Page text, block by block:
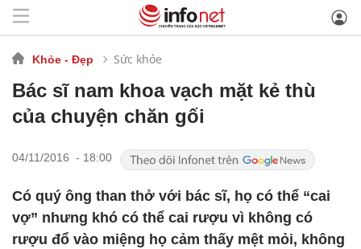
Khỏe - Đẹp Sức khỏe
Bác sĩ nam khoa vạch mặt kẻ thù
của chuyện chăn gối
04/11/2016 - 18:00
Có quý ông than thở với bác sĩ, họ có thể “cai
vợ” nhưng khó có thể cai rượu vì không có
rượu đổ vào miệng họ cảm thấy mệt mỏi, không